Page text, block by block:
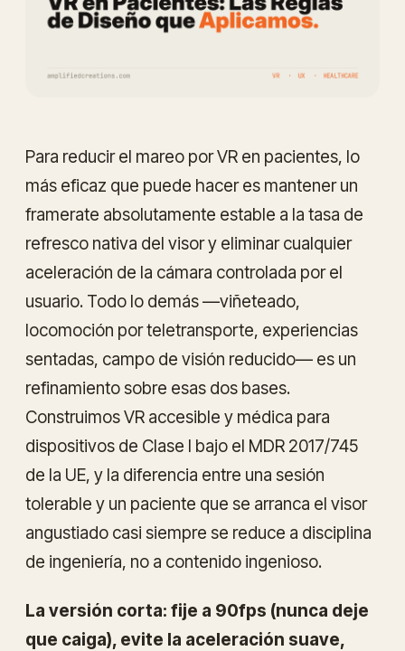
Para reducir el mareo por VR en pacientes, lo
más eficaz que puede hacer es mantener un
framerate absolutamente estable a la tasa de
refresco nativa del visor y eliminar cualquier
aceleración de la cámara controlada por el
usuario. Todo lo demás —viñeteado,
locomoción por teletransporte, experiencias
sentadas, campo de visión reducido— es un
refinamiento sobre esas dos bases.
Construimos VR accesible y médica para
dispositivos de Clase I bajo el MDR 2017/745
de la UE, y la diferencia entre una sesión
tolerable y un paciente que se arranca el visor
angustiado casi siempre se reduce a disciplina
de ingeniería, no a contenido ingenioso.
La versión corta: fije a 90fps (nunca deje
que caiga), evite la aceleración suave,